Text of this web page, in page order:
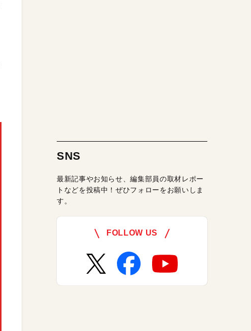
SNS
最新記事やお知らせ、編集部員の取材レポー
トなどを投稿中！ぜひフォローをお願いしま
す。
FOLLOW US